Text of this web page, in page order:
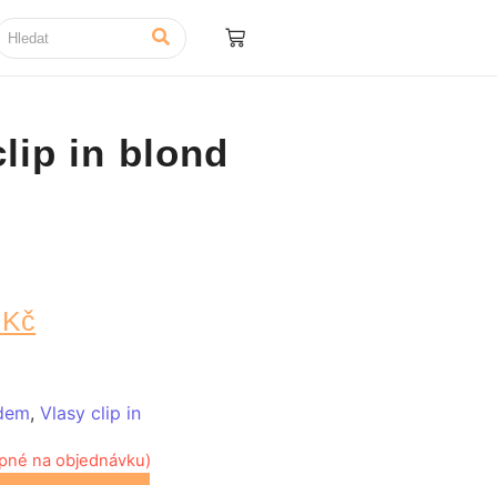
in blond
Kč
,Vlasy clip in
na objednávku)